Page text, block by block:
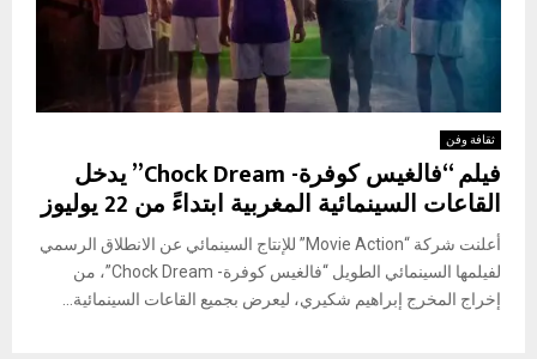
ثقافة وفن
فيلم “فالغيس كوفرة- Chock Dream” يدخل
القاعات السينمائية المغربية ابتداءً من 22 يوليوز
أعلنت شركة “Movie Action” للإنتاج السينمائي عن الانطلاق الرسمي
لفيلمها السينمائي الطويل “فالغيس كوفرة- Chock Dream”، من
إخراج المخرج إبراهيم شكيري، ليعرض بجميع القاعات السينمائية...